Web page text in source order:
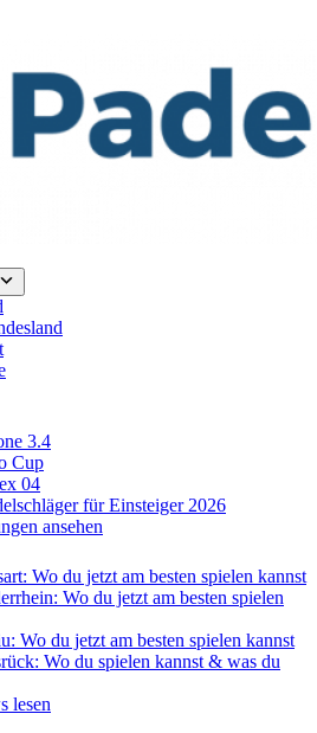
3.4
Cup
04
für Einsteiger 2026
ansehen
Wo du jetzt am besten spielen kannst
Wo du jetzt am besten spielen
Wo du jetzt am besten spielen kannst
Wo du spielen kannst & was du
lesen